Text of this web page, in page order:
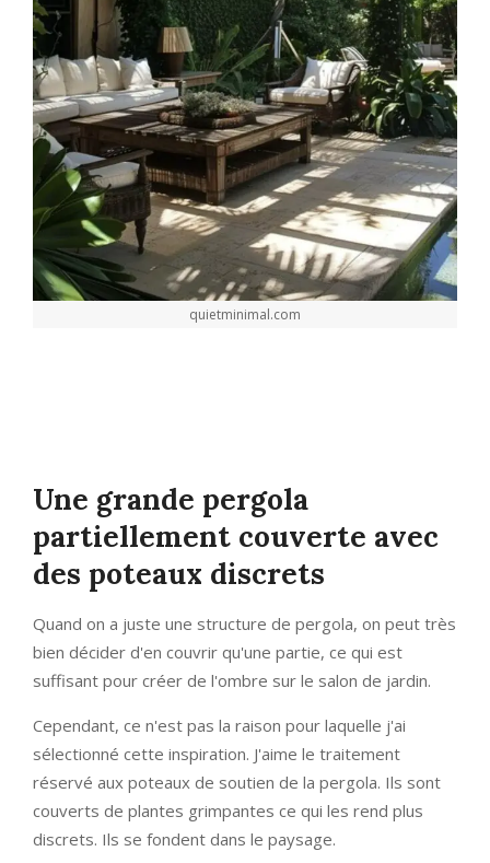
quietminimal.com
Une grande pergola
partiellement couverte avec
des poteaux discrets
Quand on a juste une structure de pergola, on peut très
bien décider d'en couvrir qu'une partie, ce qui est
suffisant pour créer de l'ombre sur le salon de jardin.
Cependant, ce n'est pas la raison pour laquelle j'ai
sélectionné cette inspiration. J'aime le traitement
réservé aux poteaux de soutien de la pergola. Ils sont
couverts de plantes grimpantes ce qui les rend plus
discrets. Ils se fondent dans le paysage.